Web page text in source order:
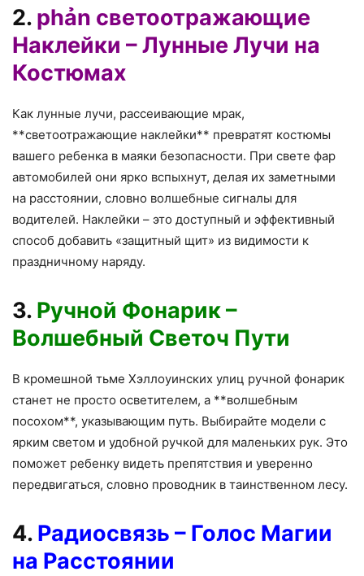
2. phản светоотражающие
Наклейки – Лунные Лучи на
Костюмах
Как лунные лучи, рассеивающие мрак,
**светоотражающие наклейки** превратят костюмы
вашего ребенка в маяки безопасности. При свете фар
автомобилей они ярко вспыхнут, делая их заметными
на расстоянии, словно волшебные сигналы для
водителей. Наклейки – это доступный и эффективный
способ добавить «защитный щит» из видимости к
праздничному наряду.
3. Ручной Фонарик –
Волшебный Светоч Пути
В кромешной тьме Хэллоуинских улиц ручной фонарик
станет не просто осветителем, а **волшебным
посохом**, указывающим путь. Выбирайте модели с
ярким светом и удобной ручкой для маленьких рук. Это
поможет ребенку видеть препятствия и уверенно
передвигаться, словно проводник в таинственном лесу.
4. Радиосвязь – Голос Магии
на Расстоянии